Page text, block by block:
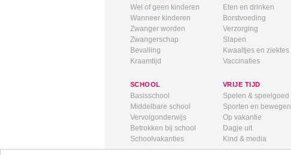
Wel of geen kinderen
Wanneer kinderen
Zwanger worden
Zwangerschap
Bevalling
Kraamtijd
Eten en drinken
Borstvoeding
Verzorging
Slapen
Kwaaltjes en ziektes
Vaccinaties
SCHOOL
Basisschool
Middelbare school
Vervolgonderwijs
Betrokken bij school
Schoolvakanties
VRIJE TIJD
Spelen & speelgoed
Sporten en bewegen
Op vakantie
Dagje uit
Kind & media